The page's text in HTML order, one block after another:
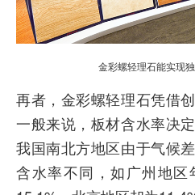
金彩螺轻理石能实现
再者，金彩螺轻理石凭借
一般来说，板材含水率决
我国南北方地区由于气候
含水率不同，如广州地